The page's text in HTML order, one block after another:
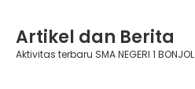
Artikel dan Berita
Aktivitas terbaru SMA NEGERI 1 BONJOL